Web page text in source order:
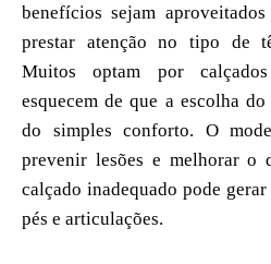
benefícios sejam
prestar atenção no tipo de
Muitos optam por
esquecem de que a escolha
do simples conforto. O
prevenir lesões e melhorar o
calçado inadequado pode
pés e articulações.